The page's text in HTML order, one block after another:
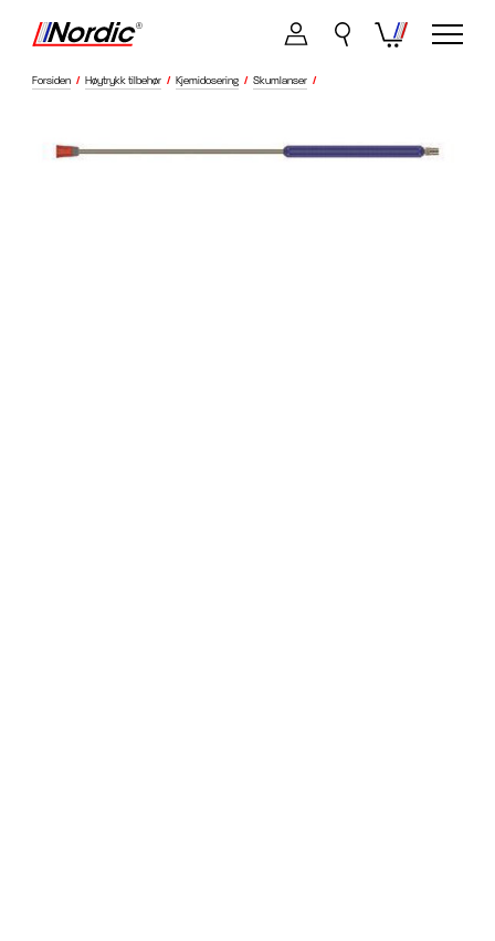
Forsiden / Høytrykk tilbehør / Kjemidosering / Skumlanser /